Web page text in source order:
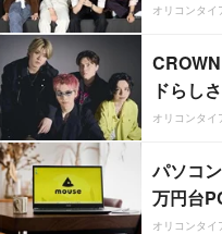
オリコンタイ
ドらし
オリコンタイ
パソコ
万円台
オリコンタイ